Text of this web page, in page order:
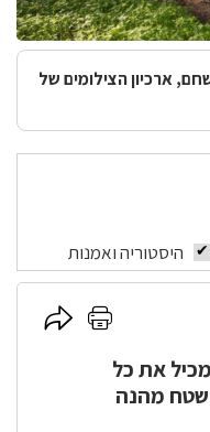
ארכיון הצילומים של
היסטוריה ואמנות
לחץ
להדפסה
לחץ
את כל
שטח מהנה